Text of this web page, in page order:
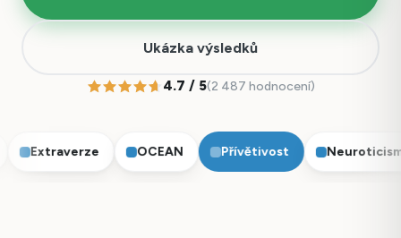
Ukázka výsledků
4.7 / 5(2 487 hodnocení)
Extraverze OCEAN Přívětivost